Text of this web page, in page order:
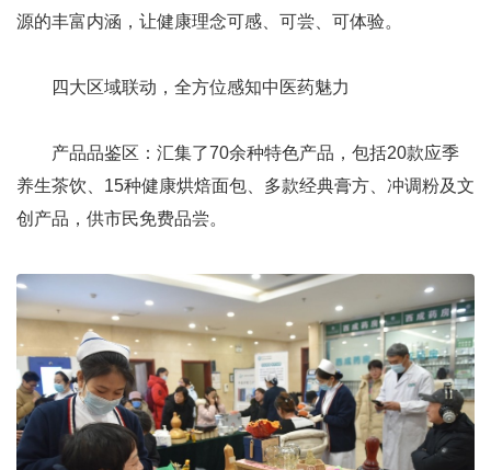
源的丰富内涵，让健康理念可感、可尝、可体验。
四大区域联动，全方位感知中医药魅力
产品品鉴区：汇集了70余种特色产品，包括20款应季
养生茶饮、15种健康烘焙面包、多款经典膏方、冲调粉及文
创产品，供市民免费品尝。